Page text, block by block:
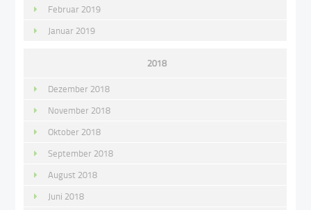
Februar 2019
Januar 2019
2018
Dezember 2018
November 2018
Oktober 2018
September 2018
August 2018
Juni 2018